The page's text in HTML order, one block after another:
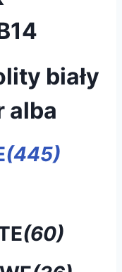
biały
alba
(445)
(60)